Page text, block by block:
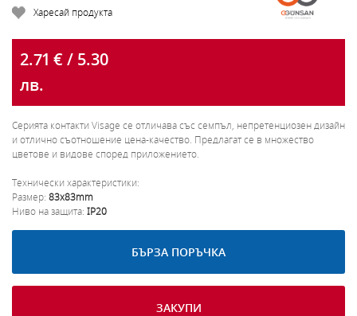
Харесай продукта
2.71 € / 5.30
лв.
Серията контакти Visage се отличава със семпъл, непретенциозен дизайн
и отлично съотношение цена-качество. Предлагат се в множество
цветове и видове според приложението.
Технически характеристики:
Размер: 83x83mm
Ниво на защита: IP20
БЪРЗА ПОРЪЧКА
ЗАКУПИ